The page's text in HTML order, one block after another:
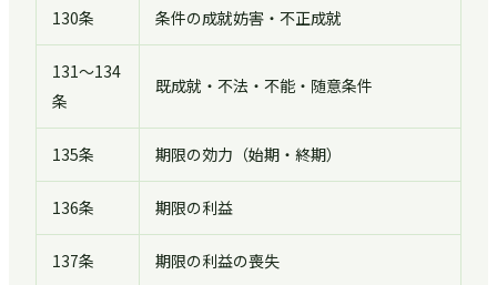
130条 条件の成就妨害・不正成就
131〜134
条
既成就・不法・不能・随意条件
135条 期限の効力（始期・終期）
136条 期限の利益
137条 期限の利益の喪失